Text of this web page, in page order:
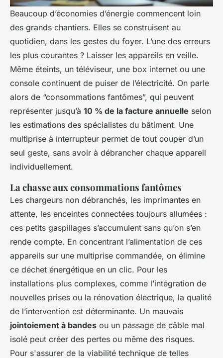
Beaucoup d’économies d’énergie commencent loin
des grands chantiers. Elles se construisent au
quotidien, dans les gestes du foyer. L’une des erreurs
les plus courantes ? Laisser les appareils en veille.
Même éteints, un téléviseur, une box internet ou une
console continuent de puiser de l’électricité. On parle
alors de “consommations fantômes”, qui peuvent
représenter jusqu’à 10 % de la facture annuelle selon
les estimations des spécialistes du bâtiment. Une
multiprise à interrupteur permet de tout couper d’un
seul geste, sans avoir à débrancher chaque appareil
individuellement.
La chasse aux consommations fantômes
Les chargeurs non débranchés, les imprimantes en
attente, les enceintes connectées toujours allumées :
ces petits gaspillages s’accumulent sans qu’on s’en
rende compte. En concentrant l’alimentation de ces
appareils sur une multiprise commandée, on élimine
ce déchet énergétique en un clic. Pour les
installations plus complexes, comme l’intégration de
nouvelles prises ou la rénovation électrique, la qualité
de l’intervention est déterminante. Un mauvais
jointoiement à bandes ou un passage de câble mal
isolé peut créer des pertes ou même des risques.
Pour s'assurer de la viabilité technique de telles